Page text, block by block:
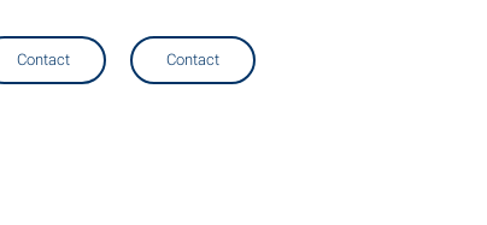
Contact Contact